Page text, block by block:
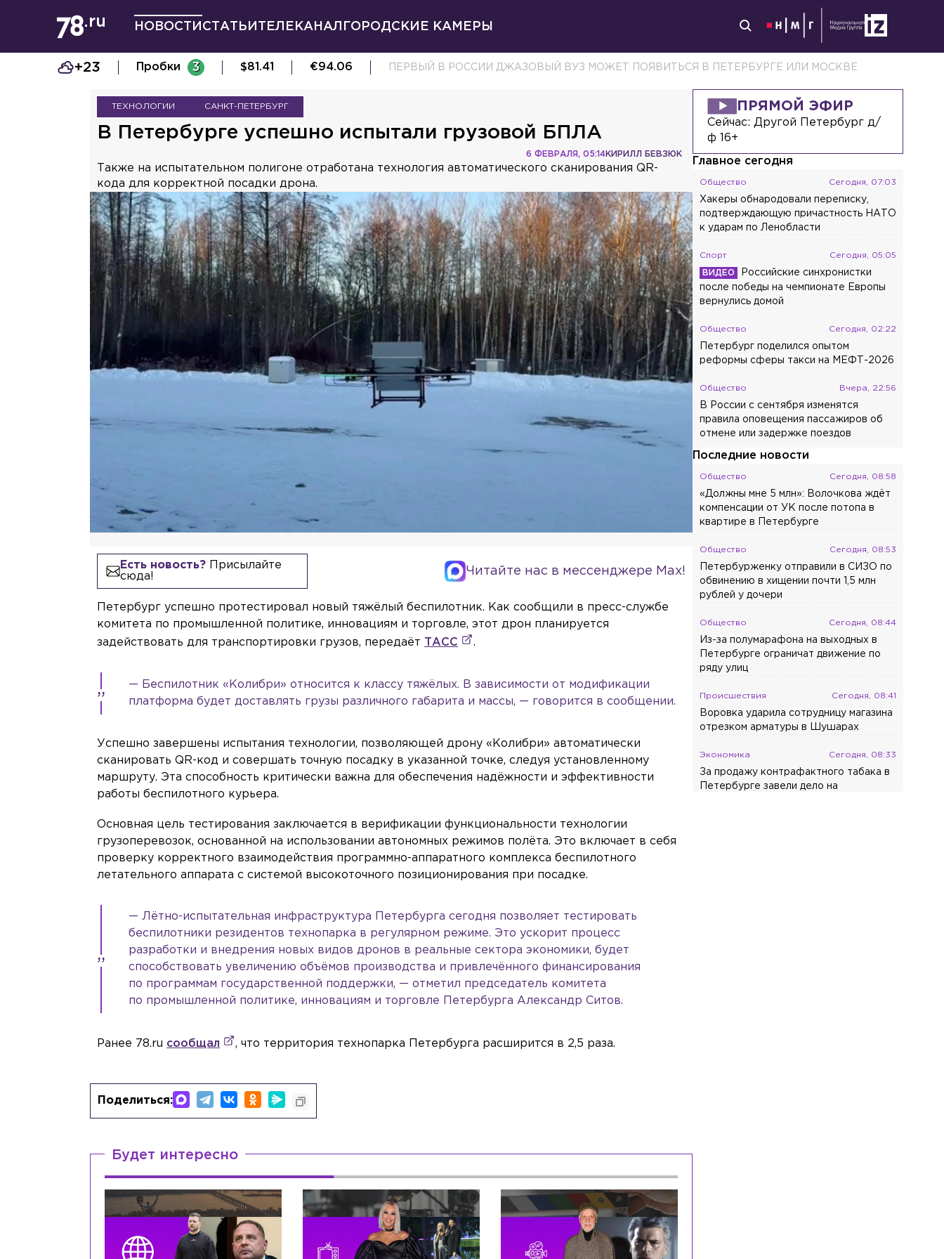
НОВОСТИ СТАТЬИ ТЕЛЕКАНАЛ ГОРОДСКИЕ КАМЕРЫ
+23 Пробки 3 $81.41 €94.06 ПЕРВЫЙ В РОССИИ ДЖАЗОВЫЙ ВУЗ МОЖЕТ ПОЯВИТЬСЯ В ПЕТЕРБУРГЕ ИЛИ МОСКВЕ
ТЕХНОЛОГИИ САНКТ-ПЕТЕРБУРГ
В Петербурге успешно испытали грузовой БПЛА
КИРИЛЛ БЕВЗЮК
6 ФЕВРАЛЯ, 05:14
Также на испытательном полигоне отработана технология автоматического сканирования QR-
кода для корректной посадки дрона.
Есть новость?Присылайте
сюда!
Читайте нас в мессенджере Max!
Петербург успешно протестировал новый тяжёлый беспилотник. Как сообщили в пресс-службе
комитета по промышленной политике, инновациям и торговле, этот дрон планируется
задействовать для транспортировки грузов, передаёт
ТАСС .
— Беспилотник «Колибри» относится к классу тяжёлых. В зависимости от модификации
платформа будет доставлять грузы различного габарита и массы, — говорится в сообщении.
Успешно завершены испытания технологии, позволяющей дрону «Колибри» автоматически
сканировать QR-код и совершать точную посадку в указанной точке, следуя установленному
маршруту. Эта способность критически важна для обеспечения надёжности и эффективности
работы беспилотного курьера.
Основная цель тестирования заключается в верификации функциональности технологии
грузоперевозок, основанной на использовании автономных режимов полёта. Это включает в себя
проверку корректного взаимодействия программно-аппаратного комплекса беспилотного
летательного аппарата с системой высокоточного позиционирования при посадке.
— Лётно-испытательная инфраструктура Петербурга сегодня позволяет тестировать
беспилотники резидентов технопарка в регулярном режиме. Это ускорит процесс
разработки и внедрения новых видов дронов в реальные сектора экономики, будет
способствовать увеличению объёмов производства и привлечённого финансирования
по программам государственной поддержки, — отметил председатель комитета
по промышленной политике, инновациям и торговле Петербурга Александр Ситов.
Ранее 78.ru сообщал , что территория технопарка Петербурга расширится в 2,5 раза.
Поделиться:
Будет интересно
ПРЯМОЙ ЭФИР
Сейчас:Другой Петербург д/
ф 16+
Главное сегодня
Общество Сегодня, 07:03
Хакеры обнародовали переписку,
подтверждающую причастность НАТО
к ударам по Ленобласти
Спорт Сегодня, 05:05
Российские синхронистки
после победы на чемпионате Европы
вернулись домой
Общество Сегодня, 02:22
Петербург поделился опытом
реформы сферы такси на МЕФТ-2026
Общество Вчера, 22:56
В России с сентября изменятся
правила оповещения пассажиров об
отмене или задержке поездов
Последние новости
Общество Сегодня, 08:58
«Должны мне 5 млн»: Волочкова ждёт
компенсации от УК после потопа в
квартире в Петербурге
Общество Сегодня, 08:53
Петербурженку отправили в СИЗО по
обвинению в хищении почти 1,5 млн
рублей у дочери
Общество Сегодня, 08:44
Из-за полумарафона на выходных в
Петербурге ограничат движение по
ряду улиц
Происшествия Сегодня, 08:41
Воровка ударила сотрудницу магазина
отрезком арматуры в Шушарах
Экономика Сегодня, 08:33
За продажу контрафактного табака в
Петербурге завели дело на